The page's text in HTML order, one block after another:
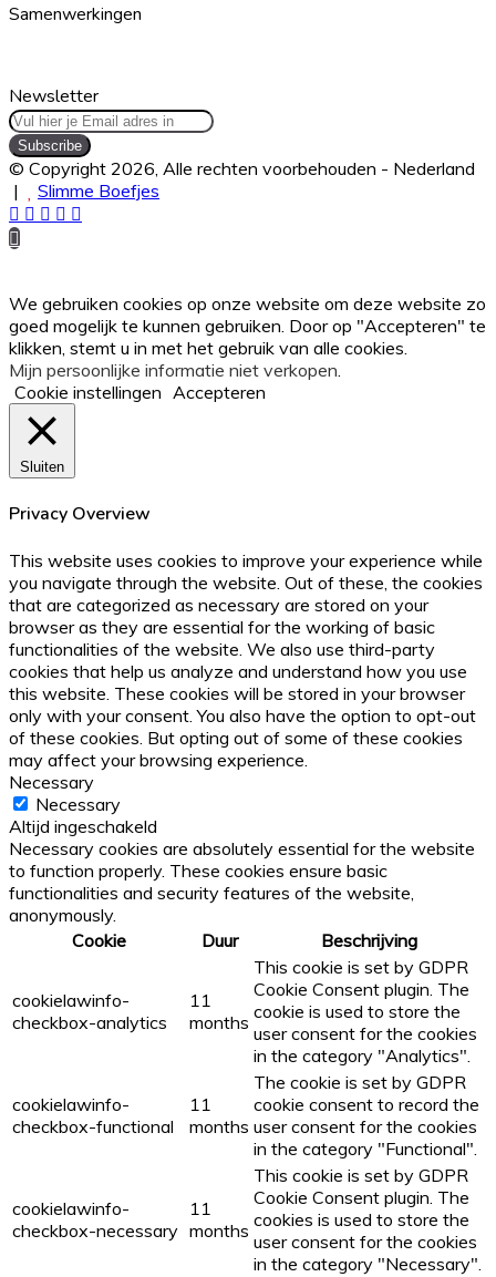
ze
Samenwerkingen
Newsletter
Vul
hier
je
Email
adres
in
© Copyright 2026, Alle rechten voorbehouden - Nederland
|
Slimme Boefjes
Facebook
Twitter
WhatsApp
Telegram
Back
button
We gebruiken cookies op onze website om deze website zo
goed mogelijk te kunnen gebruiken. Door op "Accepteren" te
klikken, stemt u in met het gebruik van alle cookies.
Mijn persoonlijke informatie niet verkopen
Cookie instellingen Accepteren
Sluiten
Privacy Overview
This website uses cookies to improve your experience while
you navigate through the website. Out of these, the cookies
that are categorized as necessary are stored on your
browser as they are essential for the working of basic
functionalities of the website. We also use third-party
cookies that help us analyze and understand how you use
this website. These cookies will be stored in your browser
only with your consent. You also have the option to opt-out
of these cookies. But opting out of some of these cookies
may affect your browsing experience.
Necessary
Necessary
Altijd ingeschakeld
Necessary cookies are absolutely essential for the website
to function properly. These cookies ensure basic
functionalities and security features of the website,
anonymously.
Cookie
Duur Beschrijving
cookielawinfo-
checkbox-analytics
11
months
This cookie is set by GDPR
Cookie Consent plugin. The
cookie is used to store the
user consent for the cookies
in the category "Analytics".
cookielawinfo-
checkbox-functional
11
months
The cookie is set by GDPR
cookie consent to record the
user consent for the cookies
in the category "Functional".
cookielawinfo-
checkbox-necessary
11
months
This cookie is set by GDPR
Cookie Consent plugin. The
cookies is used to store the
user consent for the cookies
in the category "Necessary".